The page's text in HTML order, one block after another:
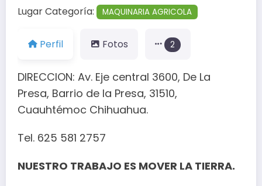
Lugar Categoría: MAQUINARIA AGRICOLA
Perfil Fotos 2
DIRECCION: Av. Eje central 3600, De La
Presa, Barrio de la Presa, 31510,
Cuauhtémoc Chihuahua.
Tel. 625 581 2757
NUESTRO TRABAJO ES MOVER LA TIERRA.